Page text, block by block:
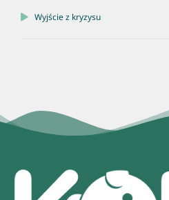
Wyjście z kryzysu